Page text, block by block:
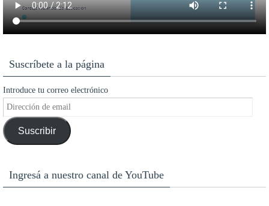
Suscríbete a la página
Introduce tu correo electrónico
Dirección
de
emailSuscribir
Ingresá a nuestro canal de YouTube